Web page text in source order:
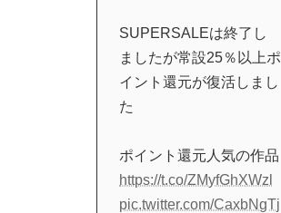
SUPERSALEは終了し
ましたが常設25％以上ポ
イント還元が復活しまし
た
ポイント還元人気の作品
https://t.co/ZMyfGhXWzl
pic.twitter.com/CaxbNgTj